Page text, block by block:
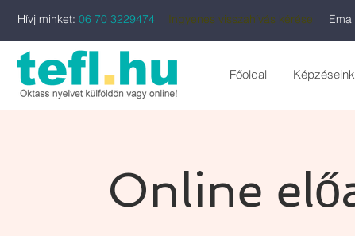
Hívj minket: 06 70 3229474 Ingyenes visszahívás kérése
Főoldal Képzéseink
Online